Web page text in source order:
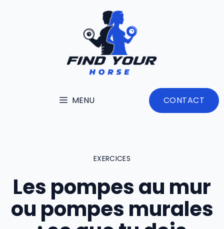
MENU CONTACT
EXERCICES
Les pompes au mur
ou pompes murales